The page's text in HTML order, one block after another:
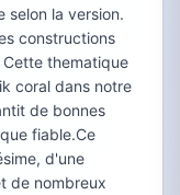
selon la version.
constructions
thematique
coral dans notre
de bonnes
fiable.Ce
d'une
de nombreux